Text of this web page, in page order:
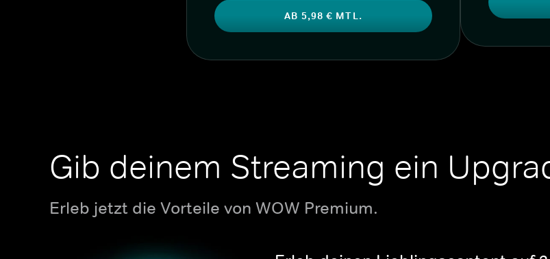
AB 5,98 € MTL.
Gib deinem Streaming ein
Erleb jetzt die Vorteile von WOW Premium.